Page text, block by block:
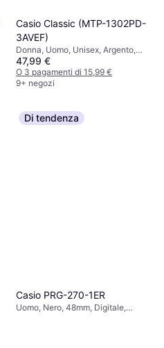
Casio Classic (MTP-1302PD-
3AVEF)
Donna, Uomo, Unisex, Argento,
38.5mm, Analogico, Quarzo
47,99 €
O 3 pagamenti di 15,99 €
9+ negozi
Di tendenza
Casio PRG-270-1ER
Uomo, Nero, 48mm, Digitale,